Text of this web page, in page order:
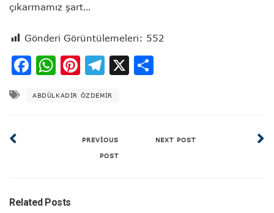
çıkarmamız şart…
Gönderi Görüntülemeleri: 552
Facebook
WhatsApp
Pinterest
Telegram
X
ABDÜLKADIR ÖZDEMIR
PREVIOUS
POST
NEXT POST
Related Posts